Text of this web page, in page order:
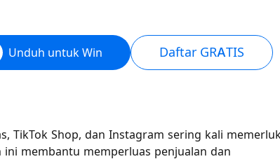
Unduh untuk Win Daftar GRATIS
TikTok Shop, dan Instagram sering kali
membantu memperluas penjualan dan